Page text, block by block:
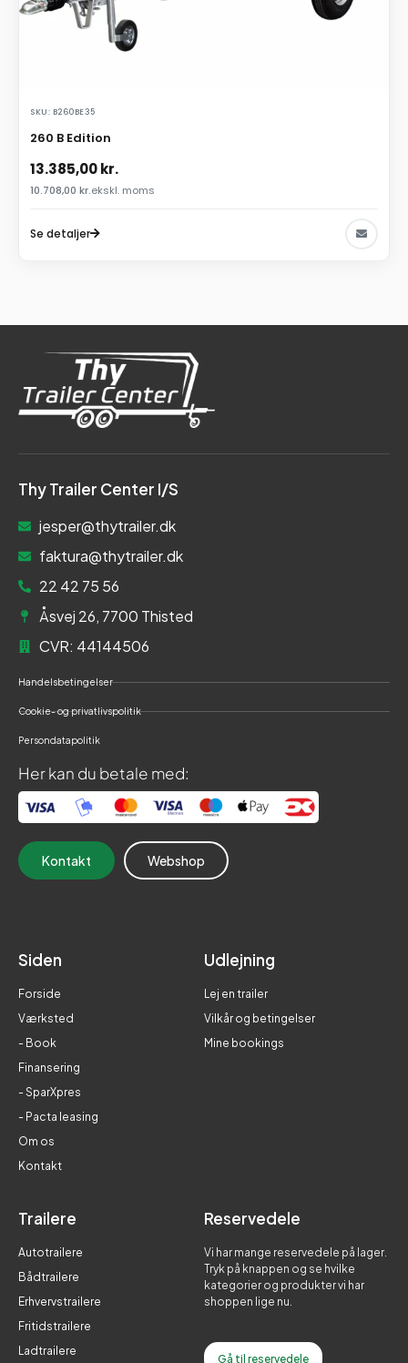
SKU: B260BE35
260 B Edition
13.385,00kr.
10.708,00 kr.ekskl. moms
Se detaljer
Thy Trailer Center I/S
jesper@thytrailer.dk
faktura@thytrailer.dk
22 42 75 56
Åsvej 26, 7700 Thisted
CVR: 44144506
Handelsbetingelser
Cookie- og privatlivspolitik
Persondatapolitik
Her kan du betale med:
Kontakt Webshop
Siden
Forside
Værksted
- Book
Finansering
- SparXpres
- Pacta leasing
Om os
Kontakt
Udlejning
Lej en trailer
Vilkår og betingelser
Mine bookings
Trailere
Autotrailere
Bådtrailere
Erhvervstrailere
Fritidstrailere
Ladtrailere
Reservedele
Vi har mange reservedele på lager.
Tryk på knappen og se hvilke
kategorier og produkter vi har
shoppen lige nu.
Gå til reservedele